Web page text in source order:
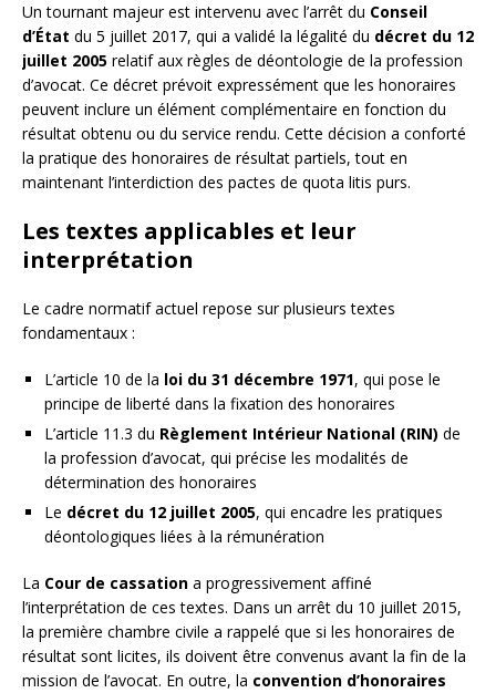
Un tournant majeur est intervenu avec l’arrêt du Conseil
d’État du 5 juillet 2017, qui a validé la légalité du décret du 12
juillet 2005 relatif aux règles de déontologie de la profession
d’avocat. Ce décret prévoit expressément que les honoraires
peuvent inclure un élément complémentaire en fonction du
résultat obtenu ou du service rendu. Cette décision a conforté
la pratique des honoraires de résultat partiels, tout en
maintenant l’interdiction des pactes de quota litis purs.
Les textes applicables et leur
interprétation
Le cadre normatif actuel repose sur plusieurs textes
fondamentaux :
L’article 10 de la loi du 31 décembre 1971, qui pose le
principe de liberté dans la fixation des honoraires
L’article 11.3 du Règlement Intérieur National (RIN) de
la profession d’avocat, qui précise les modalités de
détermination des honoraires
Le décret du 12 juillet 2005, qui encadre les pratiques
déontologiques liées à la rémunération
La Cour de cassation a progressivement affiné
l’interprétation de ces textes. Dans un arrêt du 10 juillet 2015,
la première chambre civile a rappelé que si les honoraires de
résultat sont licites, ils doivent être convenus avant la fin de la
mission de l’avocat. En outre, la convention d’honoraires